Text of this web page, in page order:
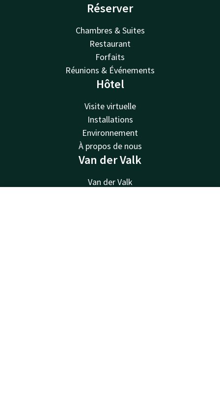
Réserver
Chambres & Suites
Restaurant
Forfaits
Réunions & Événements
Hôtel
Visite virtuelle
Installations
Environnement
À propos de nous
Van der Valk
Van der Valk